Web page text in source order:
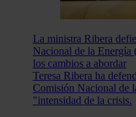
La ministra Ribera
Nacional de la
los cambios a abordar
Teresa Ribera ha
Comisión Nacional de
"intensidad de la crisis.